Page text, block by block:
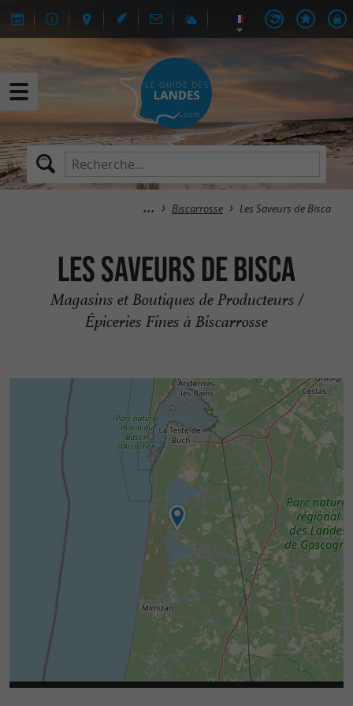
Biscarrosse Les Saveurs de Bisca
Les Saveurs de Bisca
Magasins et Boutiques de Producteurs /
Épiceries Fines à Biscarrosse